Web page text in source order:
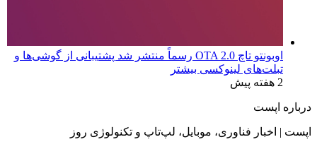
اوبونتو تاچ OTA 2.0 رسماً منتشر شد پشتیبانی از گوشی‌ها و
تبلت‌های لینوکسی بیشتر
2 هفته پیش
درباره اپست
اپست | اخبار فناوری، موبایل، لپ‌تاپ و تکنولوژی روز